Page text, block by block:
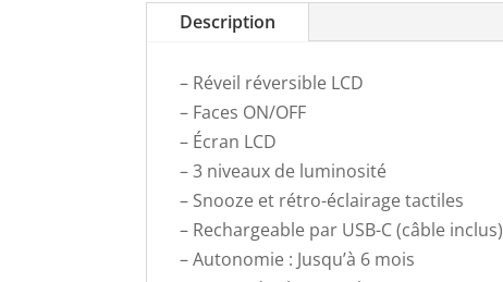
Description
– Réveil réversible LCD
– Faces ON/OFF
– Écran LCD
– 3 niveaux de luminosité
– Snooze et rétro-éclairage tactiles
– Rechargeable par USB-C (câble inclus)
– Autonomie : Jusqu’à 6 mois